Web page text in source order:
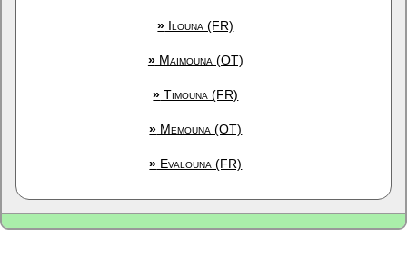
» Ilouna (FR)
»Maimouna (OT)
» Timouna (FR)
» Memouna (OT)
» Evalouna (FR)